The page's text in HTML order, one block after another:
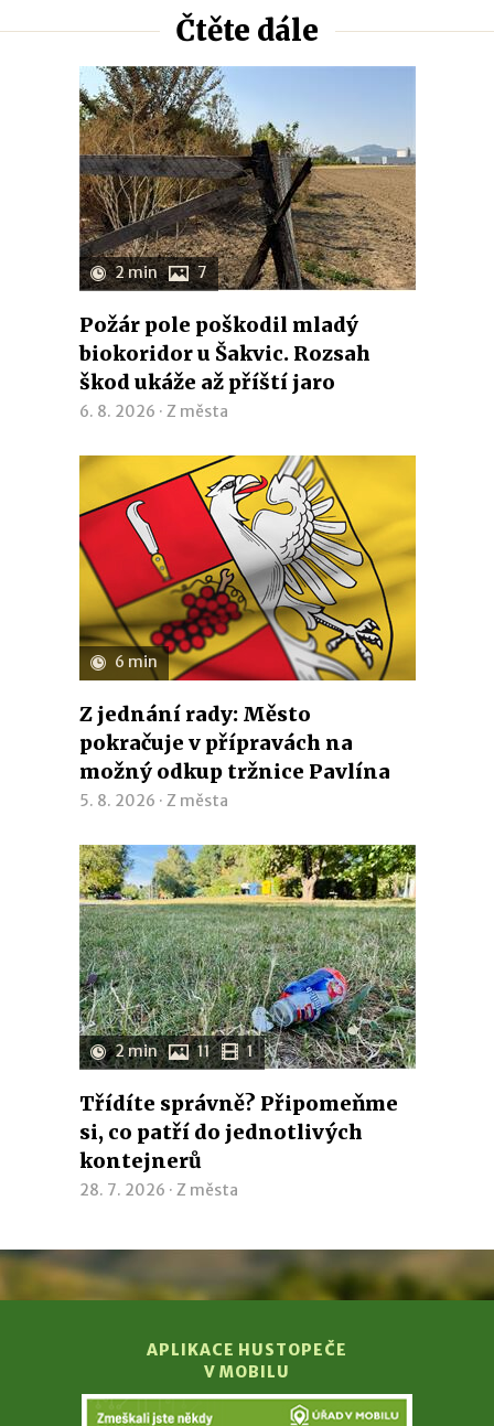
Čtěte dále
2 min 7
Požár pole poškodil mladý
biokoridor u Šakvic. Rozsah
škod ukáže až příští jaro
6. 8. 2026 · Z města
6 min
Z jednání rady: Město
pokračuje v přípravách na
možný odkup tržnice Pavlína
5. 8. 2026 · Z města
2 min 11 1
Třídíte správně? Připomeňme
si, co patří do jednotlivých
kontejnerů
28. 7. 2026 · Z města
APLIKACE HUSTOPEČE
V MOBILU